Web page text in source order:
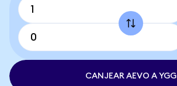
CANJEAR AEVO A YGG